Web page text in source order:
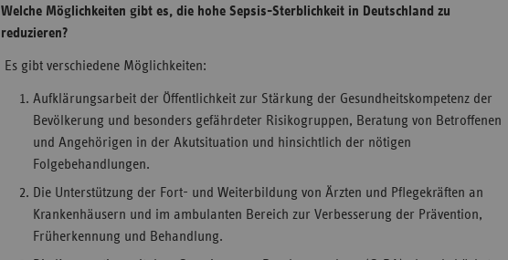
Welche Möglichkeiten gibt es, die hohe Sepsis-Sterblichkeit in Deutschland zu
reduzieren?
Es gibt verschiedene Möglichkeiten:
Aufklärungsarbeit der Öffentlichkeit zur Stärkung der Gesundheitskompetenz der
Bevölkerung und besonders gefährdeter Risikogruppen, Beratung von Betroffenen
und Angehörigen in der Akutsituation und hinsichtlich der nötigen
Folgebehandlungen.
Die Unterstützung der Fort- und Weiterbildung von Ärzten und Pflegekräften an
Krankenhäusern und im ambulanten Bereich zur Verbesserung der Prävention,
Früherkennung und Behandlung.